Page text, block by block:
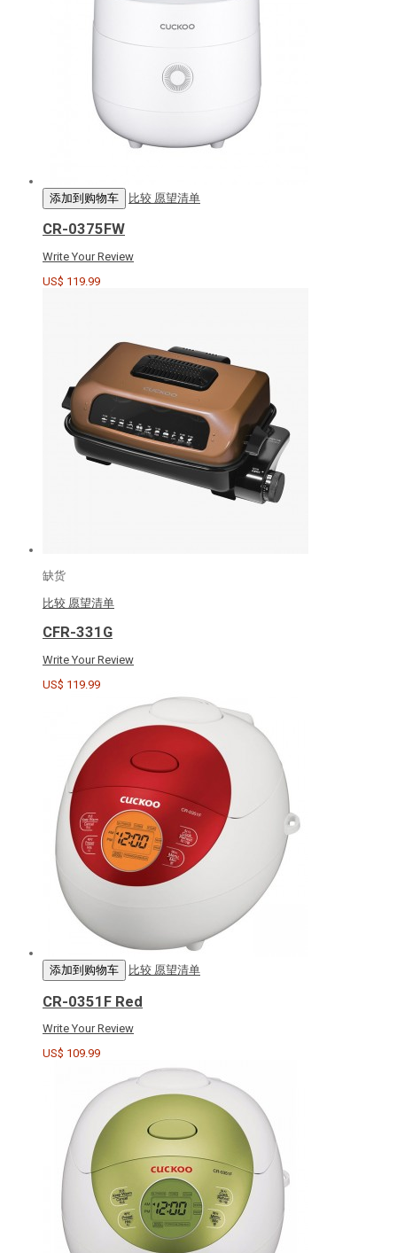
添加到购物车 比较 愿望清单
CR-0375FW
Write Your Review
US$ 119.99
缺货
比较 愿望清单
CFR-331G
Write Your Review
US$ 119.99
添加到购物车 比较 愿望清单
CR-0351F Red
Write Your Review
US$ 109.99